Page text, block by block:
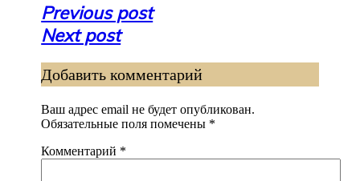
Навигация
по
Previous post
Next post
Добавить комментарий
Ваш адрес email не будет опубликован.
Обязательные поля помечены *
Комментарий *